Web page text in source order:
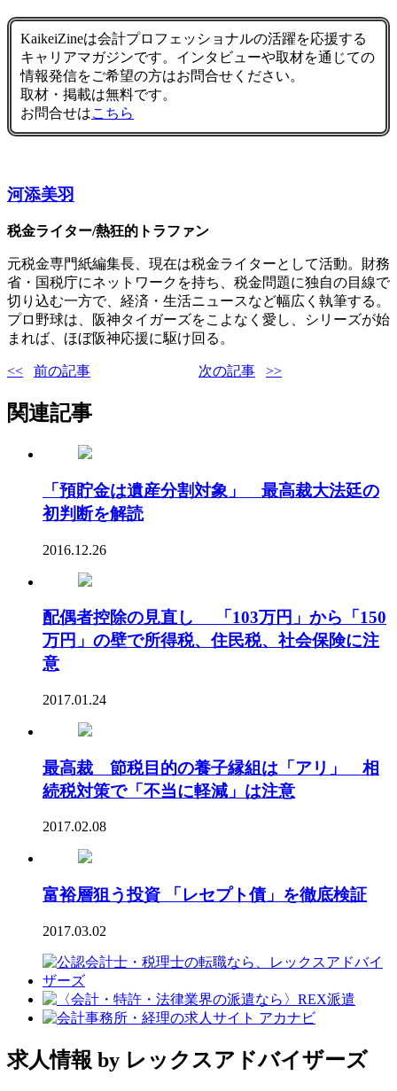
KaikeiZineは会計プロフェッショナルの活躍を応援する
キャリアマガジンです。インタビューや取材を通じての
情報発信をご希望の方はお問合せください。
取材・掲載は無料です。
お問合せはこちら
河添美羽
税金ライター/熱狂的トラファン
元税金専門紙編集長、現在は税金ライターとして活動。財務
省・国税庁にネットワークを持ち、税金問題に独自の目線で
切り込む一方で、経済・生活ニュースなど幅広く執筆する。
プロ野球は、阪神タイガーズをこよなく愛し、シリーズが始
まれば、ほぼ阪神応援に駆け回る。
前の記事 次の記事
関連記事
「預貯金は遺産分割対象」 最高裁大法廷の
初判断を解読
2016.12.26
配偶者控除の見直し 「103万円」から「150
万円」の壁で所得税、住民税、社会保険に注
意
2017.01.24
最高裁 節税目的の養子縁組は「アリ」 相
続税対策で「不当に軽減」は注意
2017.02.08
富裕層狙う投資 「レセプト債」を徹底検証
2017.03.02
求人情報 by レックスアドバイザーズ